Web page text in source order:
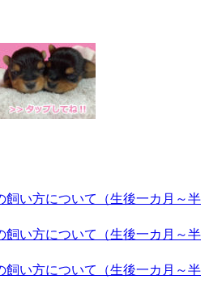
て可愛がることももちろんで
けもしっかりと行うことも大
のブリーダーベベドールで
の前からしつけも含めてしっか
主様へ飼う際のアドバイスも行
前はイングランド北部に位置
場所が由来とされています。
ンカシャー地方で製粉工や織物
れ、ネズミ捕りの役割を担っ
警戒心が強いのもテリアの特徴
の育成・販売のことなら、ベベ
ください。
飼い方について（生後一カ月～半
飼い方について（生後一カ月～半
飼い方について（生後一カ月～半